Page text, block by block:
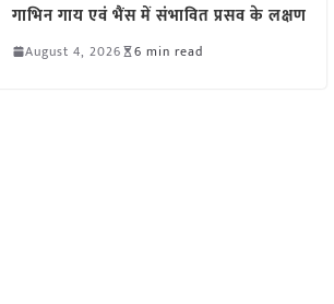
गाभिन गाय एवं भैंस में संभावित प्रसव के लक्षण
August 4, 2026 6 min read